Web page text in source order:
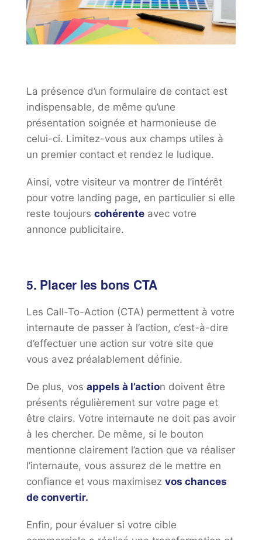
La présence d’un formulaire de contact est
indispensable, de même qu’une
présentation soignée et harmonieuse de
celui-ci. Limitez-vous aux champs utiles à
un premier contact et rendez le ludique.
Ainsi, votre visiteur va montrer de l’intérêt
pour votre landing page, en particulier si elle
reste toujours cohérente avec votre
annonce publicitaire.
5. Placer les bons CTA
Les Call-To-Action (CTA) permettent à votre
internaute de passer à l’action, c’est-à-dire
d’effectuer une action sur votre site que
vous avez préalablement définie.
De plus, vos appels à l’action doivent être
présents régulièrement sur votre page et
être clairs. Votre internaute ne doit pas avoir
à les chercher. De même, si le bouton
mentionne clairement l’action que va réaliser
l’internaute, vous assurez de le mettre en
confiance et vous maximisez vos chances
de convertir.
Enfin, pour évaluer si votre cible